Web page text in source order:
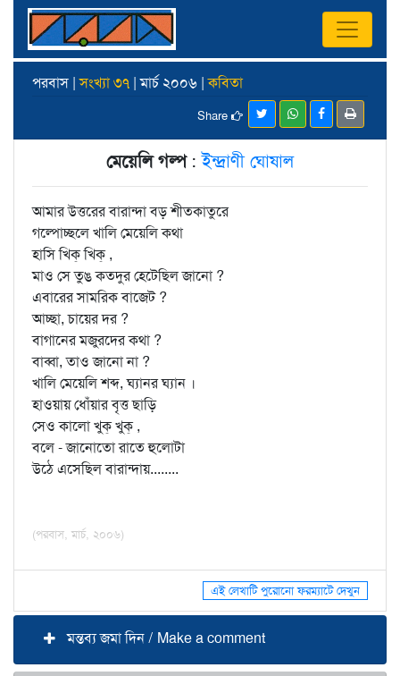
পরবাস |সংখ্যা ৩৭ | মার্চ ২০০৬ |কবিতা
Share
মেয়েলি গল্প:ইন্দ্রাণী ঘোষাল
আমার উত্তরের বারান্দা বড় শীতকাতুরে
গল্পোচ্ছলে খালি মেয়েলি কথা
হাসি খিক্‌ খিক্‌ ,
মাও সে তুঙ কতদুর হেটেছিল জানো ?
এবারের সামরিক বাজেট ?
আচ্ছা, চায়ের দর ?
বাগানের মজুরদের কথা ?
বাব্বা, তাও জানো না ?
খালি মেয়েলি শব্দ, ঘ্যানর ঘ্যান ।
হাওয়ায় ধোঁয়ার বৃত্ত ছাড়ি
সেও কালো খুক্‌ খুক্‌ ,
বলে - জানোতো রাতে হুলোটা
উঠে এসেছিল বারান্দায়........
(পরবাস, মার্চ, ২০০৬)
এই লেখাটি পুরোনো ফরম্যাটে দেখুন
মন্তব্য জমা দিন / Make a comment